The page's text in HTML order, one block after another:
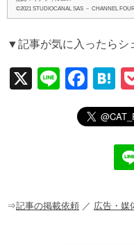
©2021 STUDIOCANAL SAS － CHANNEL
▼記事が気に入ったらシ
X
Li
F
a
c
o
H
at
e
n
a
⇒記事の掲載依頼 ／ 広告・媒